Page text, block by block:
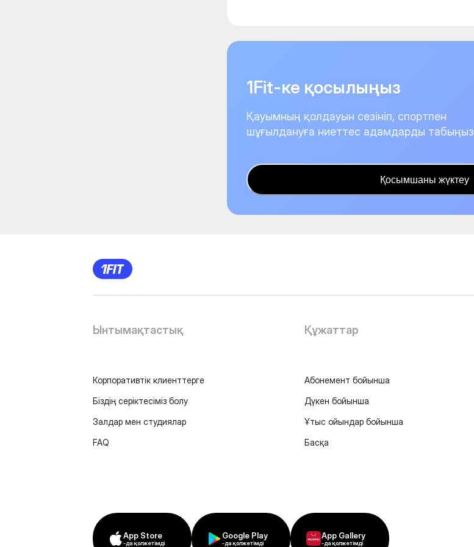
1Fit-ке қосылыңыз
Қауымның қолдауын сезініп, спортпен
шұғылдануға ниеттес адамдарды табыңыз
Қосымшаны жүктеу
Ынтымақтастық
Корпоративтік клиенттерге
Біздің серіктесіміз болу
Залдар мен студиялар
FAQ
Құжаттар
Абонемент бойынша
Дүкен бойынша
Ұтыс ойындар бойынша
Басқа
App Store
-да қолжетімді
Google Play
-да қолжетімді
App Gallery
-да қолжетімді